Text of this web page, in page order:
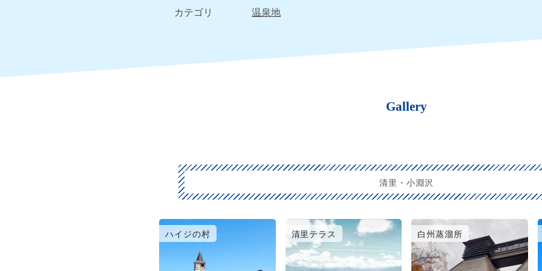
カテゴリ 温泉地
Gallery
清里・小淵沢
ハイジの村 清里テラス 白州蒸溜所